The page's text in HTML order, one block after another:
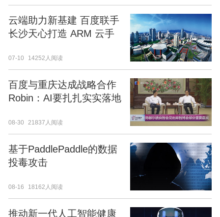
云端助力新基建 百度联手
长沙天心打造 ARM 云手
07-10 14252人阅读
百度与重庆达成战略合作
Robin：AI要扎扎实实落地
08-30 21837人阅读
基于PaddlePaddle的数据
投毒攻击
08-16 18162人阅读
推动新一代人工智能健康